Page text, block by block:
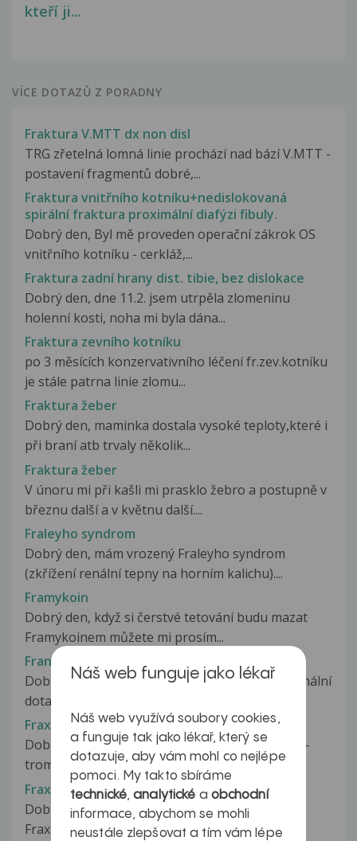
kteří ji...
VÍCE DOTAZŮ Z PORADNY
Fraktura V.MTT dx non disl
TRG zřetelná lomná linie prochází nad bází V.MTT -
postavení fragmentů dobré,...
Fraktura vnitřního kotníku+nedislokovaná
spirální fraktura proximální diafýzi fibuly.
Dobrý den, Byl mě proveden operační zákrok OS
vnitřního kotníku - cerkláž,...
Fraktura zadní hrany dist. tibie, bez dislokace
Dobrý den, dne 11.2. jsem utrpěla zlomeninu
holenní kosti, noha mi byla dána...
Fraktura zevního kotníku
po 3 měsících konzervativního léčení fr.zev.kotníku
je stále patrna linie zlomu...
Fraktura žeber
Dobrý den, maminka dostala vysoké teploty,které i
při braní atb trvaly několik...
Fraktura žeber
V únoru mi při kašli mi prasklo žebro a postupně v
březnu další a v květnu další....
Fraleyho syndrom
Dobrý den, mám vrozený Fraleyho syndrom
(zkřížení renální tepny na horním kalichu)....
Framykoin
Dobrý den, když si čerstvé tetování budu mazat
Framykoinem můžete mi prosím...
Francovka a kontrola varlat
Dobrý den, předem se omlouvám za možná banální
dotaz, nicméně jsem neurotik...
Fraxaparin
Dobrý den,mám potvrdenú Leidenskú mutáciu -
trombozu bercových žíl,užívala som...
Fraxiparin a wobenzym
Dobrý den, jsem po operaci kyčle a užívám
Fraxiparine 0,4ml na ředění krve....
Náš web funguje jako lékař
Náš web využívá soubory cookies,
a funguje tak jako lékař, který se
dotazuje, aby vám mohl co nejlépe
pomoci. My takto sbíráme
technické,analytické a obchodní
informace, abychom se mohli
neustále zlepšovat a tím vám lépe